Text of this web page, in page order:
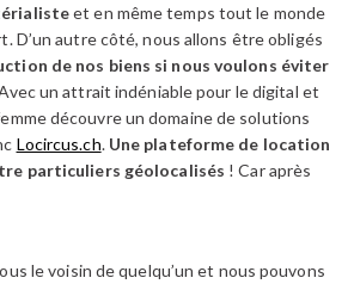
et en même temps tout le monde
D’un autre côté, nous allons être obligés
de nos biens si nous voulons éviter
un attrait indéniable pour le digital et
découvre un domaine de solutions
Locircus.ch. Une plateforme de location
particuliers géolocalisés ! Car après
le voisin de quelqu’un et nous pouvons